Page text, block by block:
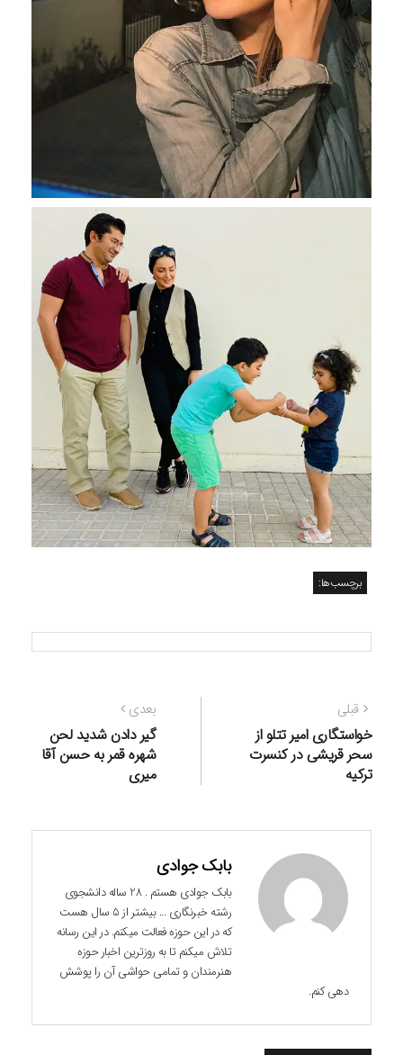
برچسب‌ها:
راهبری
نوشته
قبلی
قبلی:
خواستگاری امیر تتلو از
سحر قریشی در کنسرت
ترکیه
بعدی
بعدی:
گیر دادن شدید لحن
شهره قمر به حسن آقا
میری
بابک جوادی
بابک جوادی هستم . 28 ساله دانشجوی
رشته خبرنگاری ... بیشتر از 5 سال هست
که در این حوزه فعالت میکنم. در این رسانه
تلاش میکنم تا به روزترین اخبار حوزه
هنرمندان و تمامی حواشی آن را پوشش
دهی کنم.